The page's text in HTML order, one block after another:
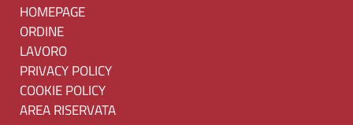
HOMEPAGE
ORDINE
LAVORO
PRIVACY POLICY
COOKIE POLICY
AREA RISERVATA